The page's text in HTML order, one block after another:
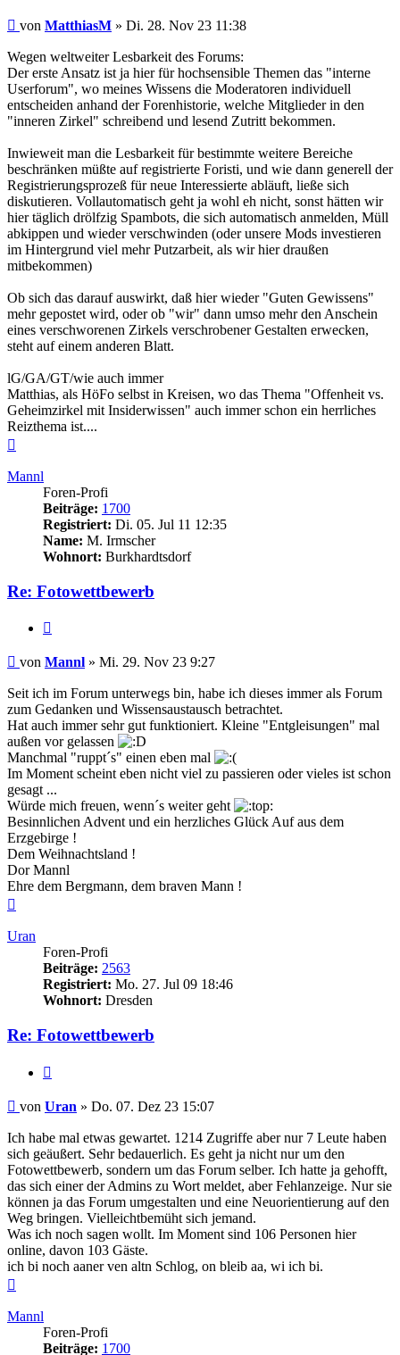
Beitrag
von MatthiasM » Di. 28. Nov 23 11:38
Wegen weltweiter Lesbarkeit des Forums:
Der erste Ansatz ist ja hier für hochsensible Themen das "interne
Userforum", wo meines Wissens die Moderatoren individuell
entscheiden anhand der Forenhistorie, welche Mitglieder in den
"inneren Zirkel" schreibend und lesend Zutritt bekommen.
Inwieweit man die Lesbarkeit für bestimmte weitere Bereiche
beschränken müßte auf registrierte Foristi, und wie dann generell der
Registrierungsprozeß für neue Interessierte abläuft, ließe sich
diskutieren. Vollautomatisch geht ja wohl eh nicht, sonst hätten wir
hier täglich drölfzig Spambots, die sich automatisch anmelden, Müll
abkippen und wieder verschwinden (oder unsere Mods investieren
im Hintergrund viel mehr Putzarbeit, als wir hier draußen
mitbekommen)
Ob sich das darauf auswirkt, daß hier wieder "Guten Gewissens"
mehr gepostet wird, oder ob "wir" dann umso mehr den Anschein
eines verschworenen Zirkels verschrobener Gestalten erwecken,
steht auf einem anderen Blatt.
lG/GA/GT/wie auch immer
Matthias, als HöFo selbst in Kreisen, wo das Thema "Offenheit vs.
Geheimzirkel mit Insiderwissen" auch immer schon ein herrliches
Reizthema ist....
Mannl
Foren-Profi
Beiträge: 1700
Registriert: Di. 05. Jul 11 12:35
Name: M. Irmscher
Wohnort: Burkhardtsdorf
Re: Fotowettbewerb
Beitrag
von Mannl » Mi. 29. Nov 23 9:27
Seit ich im Forum unterwegs bin, habe ich dieses immer als Forum
zum Gedanken und Wissensaustausch betrachtet.
Hat auch immer sehr gut funktioniert. Kleine "Entgleisungen" mal
außen vor gelassen
Manchmal "ruppt´s" einen eben mal
Im Moment scheint eben nicht viel zu passieren oder vieles ist schon
gesagt ...
Würde mich freuen, wenn´s weiter geht
Besinnlichen Advent und ein herzliches Glück Auf aus dem
Erzgebirge !
Dem Weihnachtsland !
Dor Mannl
Ehre dem Bergmann, dem braven Mann !
Uran
Foren-Profi
Beiträge: 2563
Registriert: Mo. 27. Jul 09 18:46
Wohnort: Dresden
Re: Fotowettbewerb
Beitrag
von Uran » Do. 07. Dez 23 15:07
Ich habe mal etwas gewartet. 1214 Zugriffe aber nur 7 Leute haben
sich geäußert. Sehr bedauerlich. Es geht ja nicht nur um den
Fotowettbewerb, sondern um das Forum selber. Ich hatte ja gehofft,
das sich einer der Admins zu Wort meldet, aber Fehlanzeige. Nur sie
können ja das Forum umgestalten und eine Neuorientierung auf den
Weg bringen. Vielleichtbemüht sich jemand.
Was ich noch sagen wollt. Im Moment sind 106 Personen hier
online, davon 103 Gäste.
ich bi noch aaner ven altn Schlog, on bleib aa, wi ich bi.
Mannl
Foren-Profi
Beiträge: 1700